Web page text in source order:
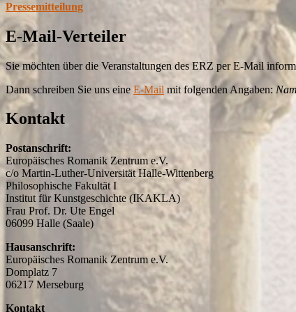
Pressemitteilung
E-Mail-Verteiler
Sie möchten über die Veranstaltungen des ERZ per E-Mail
Dann schreiben Sie uns eine E-Mail mit folgenden Angaben:
Kontakt
Postanschrift:
Europäisches Romanik Zentrum e.V.
c/o Martin-Luther-Universität Halle-Wittenberg
Philosophische Fakultät I
Institut für Kunstgeschichte (IKAKLA)
Frau Prof. Dr. Ute Engel
06099 Halle (Saale)
Hausanschrift:
Europäisches Romanik Zentrum e.V.
Domplatz 7
06217 Merseburg
Kontakt